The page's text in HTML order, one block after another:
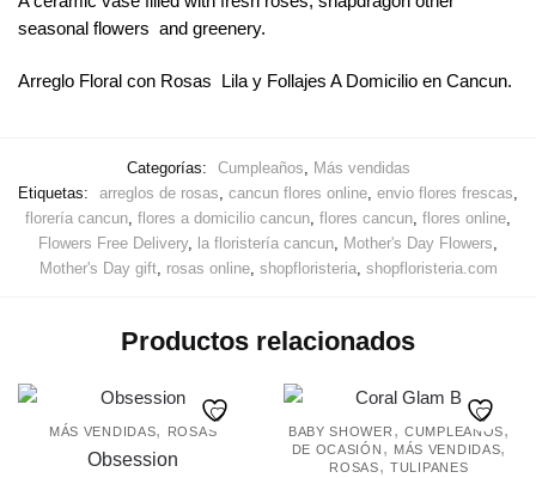
seasonal flowers and greenery.
Arreglo Floral con Rosas Lila y Follajes A Domicilio en Cancun.
Categorías: Cumpleaños
Más vendidas
Etiquetas:
arreglos de rosas cancun flores online envio flores frescas
florería cancun flores a domicilio cancun flores cancun flores online
Flowers Free Delivery, la floristería cancun Mother's Day Flowers
Mother's Day gift, rosas online, shopfloristeria, shopfloristeria.com
Productos relacionados
MÁS VENDIDAS, ROSAS
Obsession
BABY SHOWER , CUMPLEAÑOS,
DE OCASIÓN , MÁS VENDIDAS,
ROSAS,TULIPANES